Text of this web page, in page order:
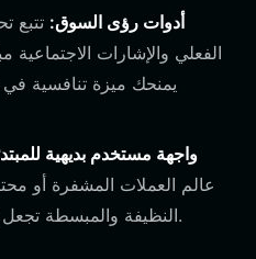
أدوات رؤى السوق: تتبع
الفعلي والإشارات الاجتماعية
يمنحك ميزة تنافسية
واجهة مستخدم بديهية
عالم العملات المشفرة أو
النظيفة والمبسطة تجعل إدارة محفظتك أمراً سهلاً.